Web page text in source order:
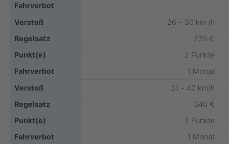
-
26 - 30 km /h
235 €
2 Punkte
1 Monat
31 - 40 km/h
340 €
2 Punkte
1 Monat